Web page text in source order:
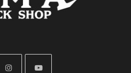
hasta
S/ 303.90